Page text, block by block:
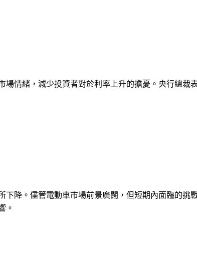
情緒，減少投資者對於利率上升的擔憂。央行總裁
降。儘管電動車市場前景廣闊，但短期內面臨的挑
。